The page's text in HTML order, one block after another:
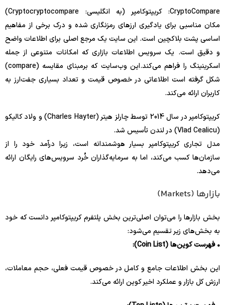
CryptoCompare: کریپتوکامپر (به انگلیسی: Cryptocryptocompare)
مکان مناسبی برای یادگیری ارزهای رمزنگاری شده و درک برخی از مفاهیم
اساسی پشت بلاکچین است. این سایت یک مرجع اصلی برای اطلاعات واضح
و دقیق است. یک سرویس اطلاعات بازاری که امکانات متنوعی از جمله
اسکرینینگ را فراهم می‌کند.این وب‌سایت که برمبنای مقایسه (compare)
شکل گرفته است اطلاعاتی در خصوص قیمت و تعداد بسیاری جفت‌ارز به
کاربران ارائه می‌کند.
کریپتوکامپر در سال 2014 توسط چارلز هیتر (Charles Hayter) و ولاد کالیکو
(Vlad Cealicu) در لندن تأسیس شد.
مدل تجاری کریپتوکامپر بسیار هوشمندانه است، زیرا درآمد خود را از
سازمان‌ها کسب می‌کند، اما به سرمایه‌گذاران خُرد سرویس‌های رایگان ارائه
می‌دهد.
بازارها (Markets)
بخش بازارها را می‌توان اصلی‌ترین بخش‌ پلتفرم کریپتوکامپر دانست که خود
به بخش‌های زیر تقسیم می‌شود:
• فهرست کوین‌ها (Coin List):
این بخش اطلاعات جامع و کامل در خصوص قیمت فعلی، حجم معاملات،
ارزش کل بازار و عملکرد اخیر کوین ارائه می‌کند.